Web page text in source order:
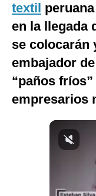
Tecnología
Mix
G de Gestión
Notas Contratadas
textil
en la llegada
se colocarán
embajador
“paños
empresarios